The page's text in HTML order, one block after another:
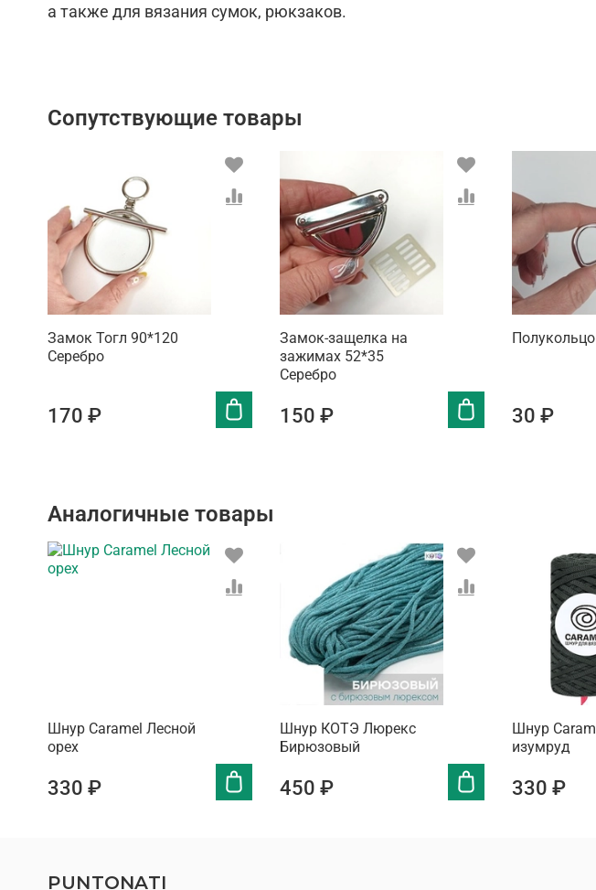
а также для вязания сумок, рюкзаков.
Сопутствующие товары
Замок Тогл 90*120
Серебро
170 ₽
Замок-защелка на
зажимах 52*35
Серебро
150 ₽ 30 ₽
Аналогичные товары
Шнур Caramel Лесной
орех
330 ₽
Шнур КОТЭ Люрекс
Бирюзовый
450 ₽
Шнур
изумруд
330 ₽
PUNTONATI